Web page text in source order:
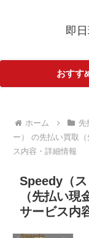
即
おすす
ホーム 先
ー） の先払い買取
ス内容・詳細情報
Speedy（
（先払い現
サービス内